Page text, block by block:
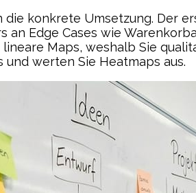
die konkrete Umsetzung. Der
an Edge Cases wie
Maps, weshalb Sie
werten Sie Heatmaps aus.